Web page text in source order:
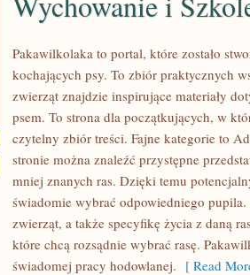
WYCHOWANIE
SZKOLENIE
Pakawilkolaka to portal, które zostało
kochających psy. To zbiór praktycznych
zwierząt znajdzie inspirujące materiały
psem. To strona dla początkujących, w
czytelny zbiór treści. Fajne kategorie to
stronie można znaleźć przystępne
mniej znanych ras. Dzięki temu
świadomie wybrać odpowiedniego
zwierząt, a także specyfikę życia z daną
które chcą rozsądnie wybrać rasę.
świadomej pracy hodowlanej. [ Read